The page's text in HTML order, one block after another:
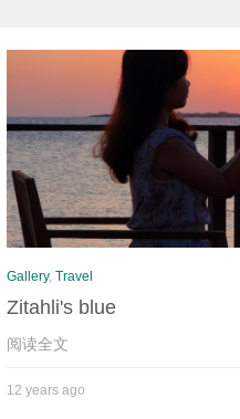
Gallery, Travel
Zitahli's blue
阅读全文
12 years ago